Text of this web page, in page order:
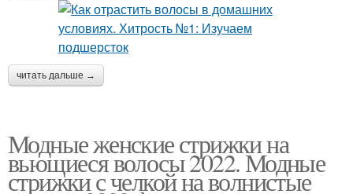
читать дальше →
Модные женские стрижки на
вьющиеся волосы 2022. Модные
стрижки с челкой на волнистые